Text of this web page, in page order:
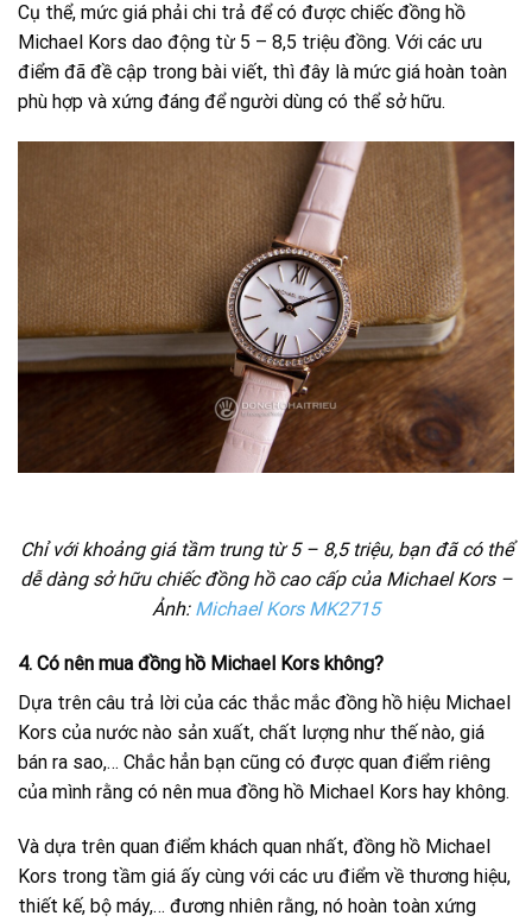
Cụ thể, mức giá phải chi trả để có được chiếc đồng hồ
Michael Kors dao động từ 5 – 8,5 triệu đồng. Với các ưu
điểm đã đề cập trong bài viết, thì đây là mức giá hoàn toàn
phù hợp và xứng đáng để người dùng có thể sở hữu.
Chỉ với khoảng giá tầm trung từ 5 – 8,5 triệu, bạn đã có thể
dễ dàng sở hữu chiếc đồng hồ cao cấp của Michael Kors –
Ảnh: Michael Kors MK2715
4. Có nên mua đồng hồ Michael Kors không?
Dựa trên câu trả lời của các thắc mắc đồng hồ hiệu Michael
Kors của nước nào sản xuất, chất lượng như thế nào, giá
bán ra sao,… Chắc hẳn bạn cũng có được quan điểm riêng
của mình rằng có nên mua đồng hồ Michael Kors hay không.
Và dựa trên quan điểm khách quan nhất, đồng hồ Michael
Kors trong tầm giá ấy cùng với các ưu điểm về thương hiệu,
thiết kế, bộ máy,… đương nhiên rằng, nó hoàn toàn xứng